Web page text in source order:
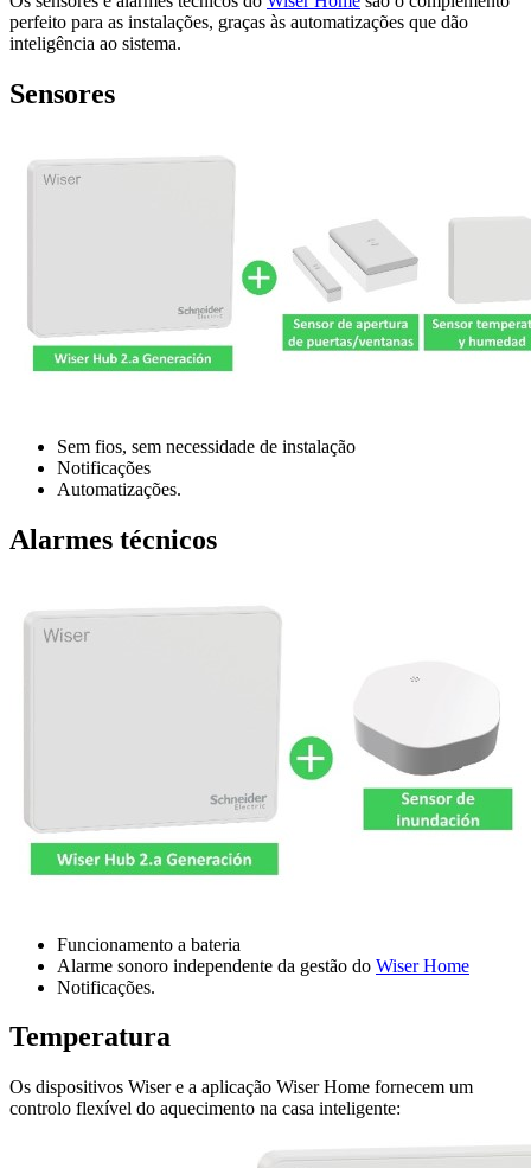
perfeito para as instalações, graças às automatizações que dão
inteligência ao sistema.
Sensores
Sem fios, sem necessidade de instalação
Notificações
Automatizações.
Alarmes técnicos
Funcionamento a bateria
Alarme sonoro independente da gestão do Wiser Home
Notificações.
Temperatura
Os dispositivos Wiser e a aplicação Wiser Home fornecem um
controlo flexível do aquecimento na casa inteligente: